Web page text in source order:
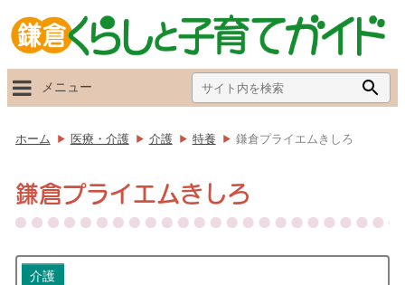
Search
for:
メニュー
ホーム 医療・介護 介護 特養 鎌倉プライエムきしろ
鎌倉プライエムきしろ
介護